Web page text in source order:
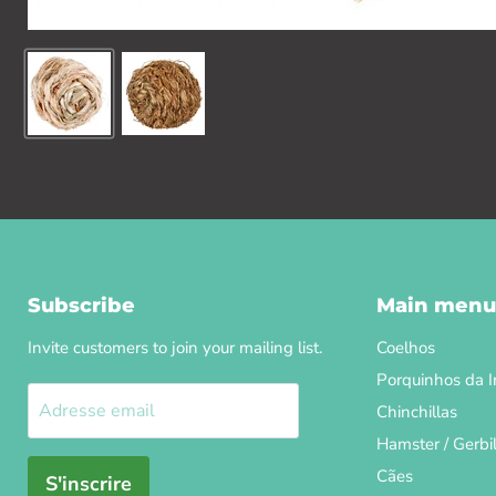
Subscribe
Invite customers to join your mailing list.
Adresse email
S'inscrire
Main menu
Coelhos
Porquinhos da
Chinchillas
Hamster / Gerbil
Cães